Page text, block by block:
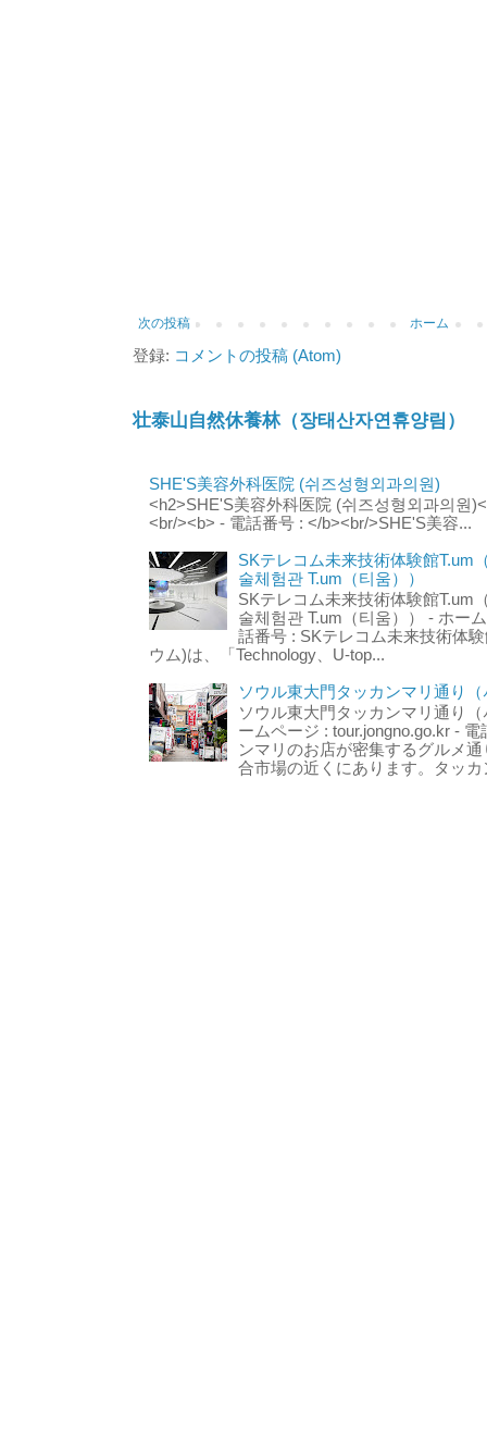
次の投稿 ホーム
登録: コメントの投稿 (Atom)
壮泰山自然休養林（장태산자연휴양림）
SHE'S美容外科医院 (쉬즈성형외과의원)
<h2>SHE'S美容外科医院 (쉬즈성형외과의원
<br/><b> - 電話番号 : </b><br/>SHE'S美容...
SKテレコム未来技術体験館T.um
술체험관 T.um（티움））
SKテレコム未来技術体験館T.um
술체험관 T.um（티움）） - ホー
話番号 : SKテレコム未来技術体
ウム)は、「Technology、U-top...
ソウル東大門タッカンマリ通り
ソウル東大門タッカンマリ通り
ームページ : tour.jongno.go.kr -
ンマリのお店が密集するグルメ
合市場の近くにあります。タッ